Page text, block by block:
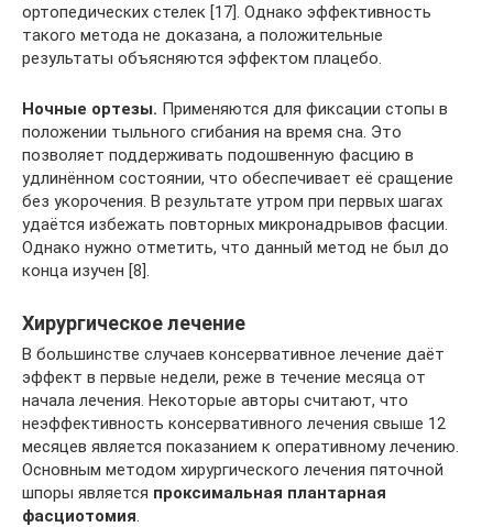
ортопедических стелек [17]. Однако эффективность
такого метода не доказана, а положительные
результаты объясняются эффектом плацебо.
Ночные ортезы. Применяются для фиксации стопы в
положении тыльного сгибания на время сна. Это
позволяет поддерживать подошвенную фасцию в
удлинённом состоянии, что обеспечивает её сращение
без укорочения. В результате утром при первых шагах
удаётся избежать повторных микронадрывов фасции.
Однако нужно отметить, что данный метод не был до
конца изучен [8].
Хирургическое лечение
В большинстве случаев консервативное лечение даёт
эффект в первые недели, реже в течение месяца от
начала лечения. Некоторые авторы считают, что
неэффективность консервативного лечения свыше 12
месяцев является показанием к оперативному лечению.
Основным методом хирургического лечения пяточной
шпоры является проксимальная плантарная
фасциотомия.